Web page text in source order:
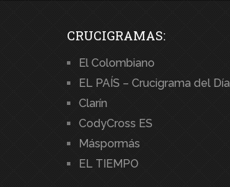
CRUCIGRAMAS:
El Colombiano
EL PAÍS – Crucigrama del Día
Clarín
CodyCross ES
Máspormás
EL TIEMPO